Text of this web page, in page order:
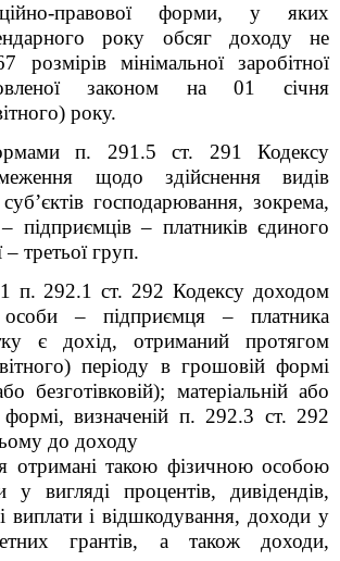
правової форми, у яких
року обсяг доходу не
розмірів мінімальної заробітної
законом на 01 січня
року.
п. 291.5 ст. 291 Кодексу
щодо здійснення видів
господарювання, зокрема,
підприємців – платників єдиного
третьої груп.
п. 292.1 ст. 292 Кодексу доходом
особи – підприємця – платника
є дохід, отриманий протягом
періоду в грошовій формі
безготівковій); матеріальній або
формі, визначеній п. 292.3 ст. 292
до доходу
отримані такою фізичною особою
у вигляді процентів, дивідендів,
виплати і відшкодування, доходи у
грантів, а також доходи,